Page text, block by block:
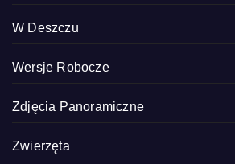
W Deszczu
Wersje Robocze
Zdjęcia Panoramiczne
Zwierzęta